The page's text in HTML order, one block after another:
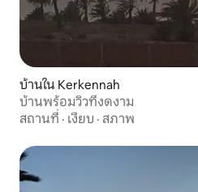
บ้านใน Kerkennah
บ้านพร้อมวิวที่งดงาม
สถานที่ · เงียบ · สภาพ